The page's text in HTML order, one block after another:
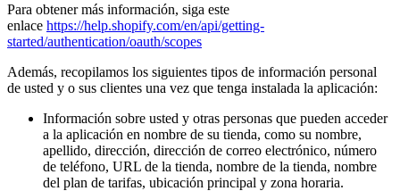
Para obtener más información, siga este
enlace https://help.shopify.com/en/api/getting-
started/authentication/oauth/scopes
Además, recopilamos los siguientes tipos de información personal
de usted y o sus clientes una vez que tenga instalada la aplicación:
Información sobre usted y otras personas que pueden acceder
a la aplicación en nombre de su tienda, como su nombre,
apellido, dirección, dirección de correo electrónico, número
de teléfono, URL de la tienda, nombre de la tienda, nombre
del plan de tarifas, ubicación principal y zona horaria.